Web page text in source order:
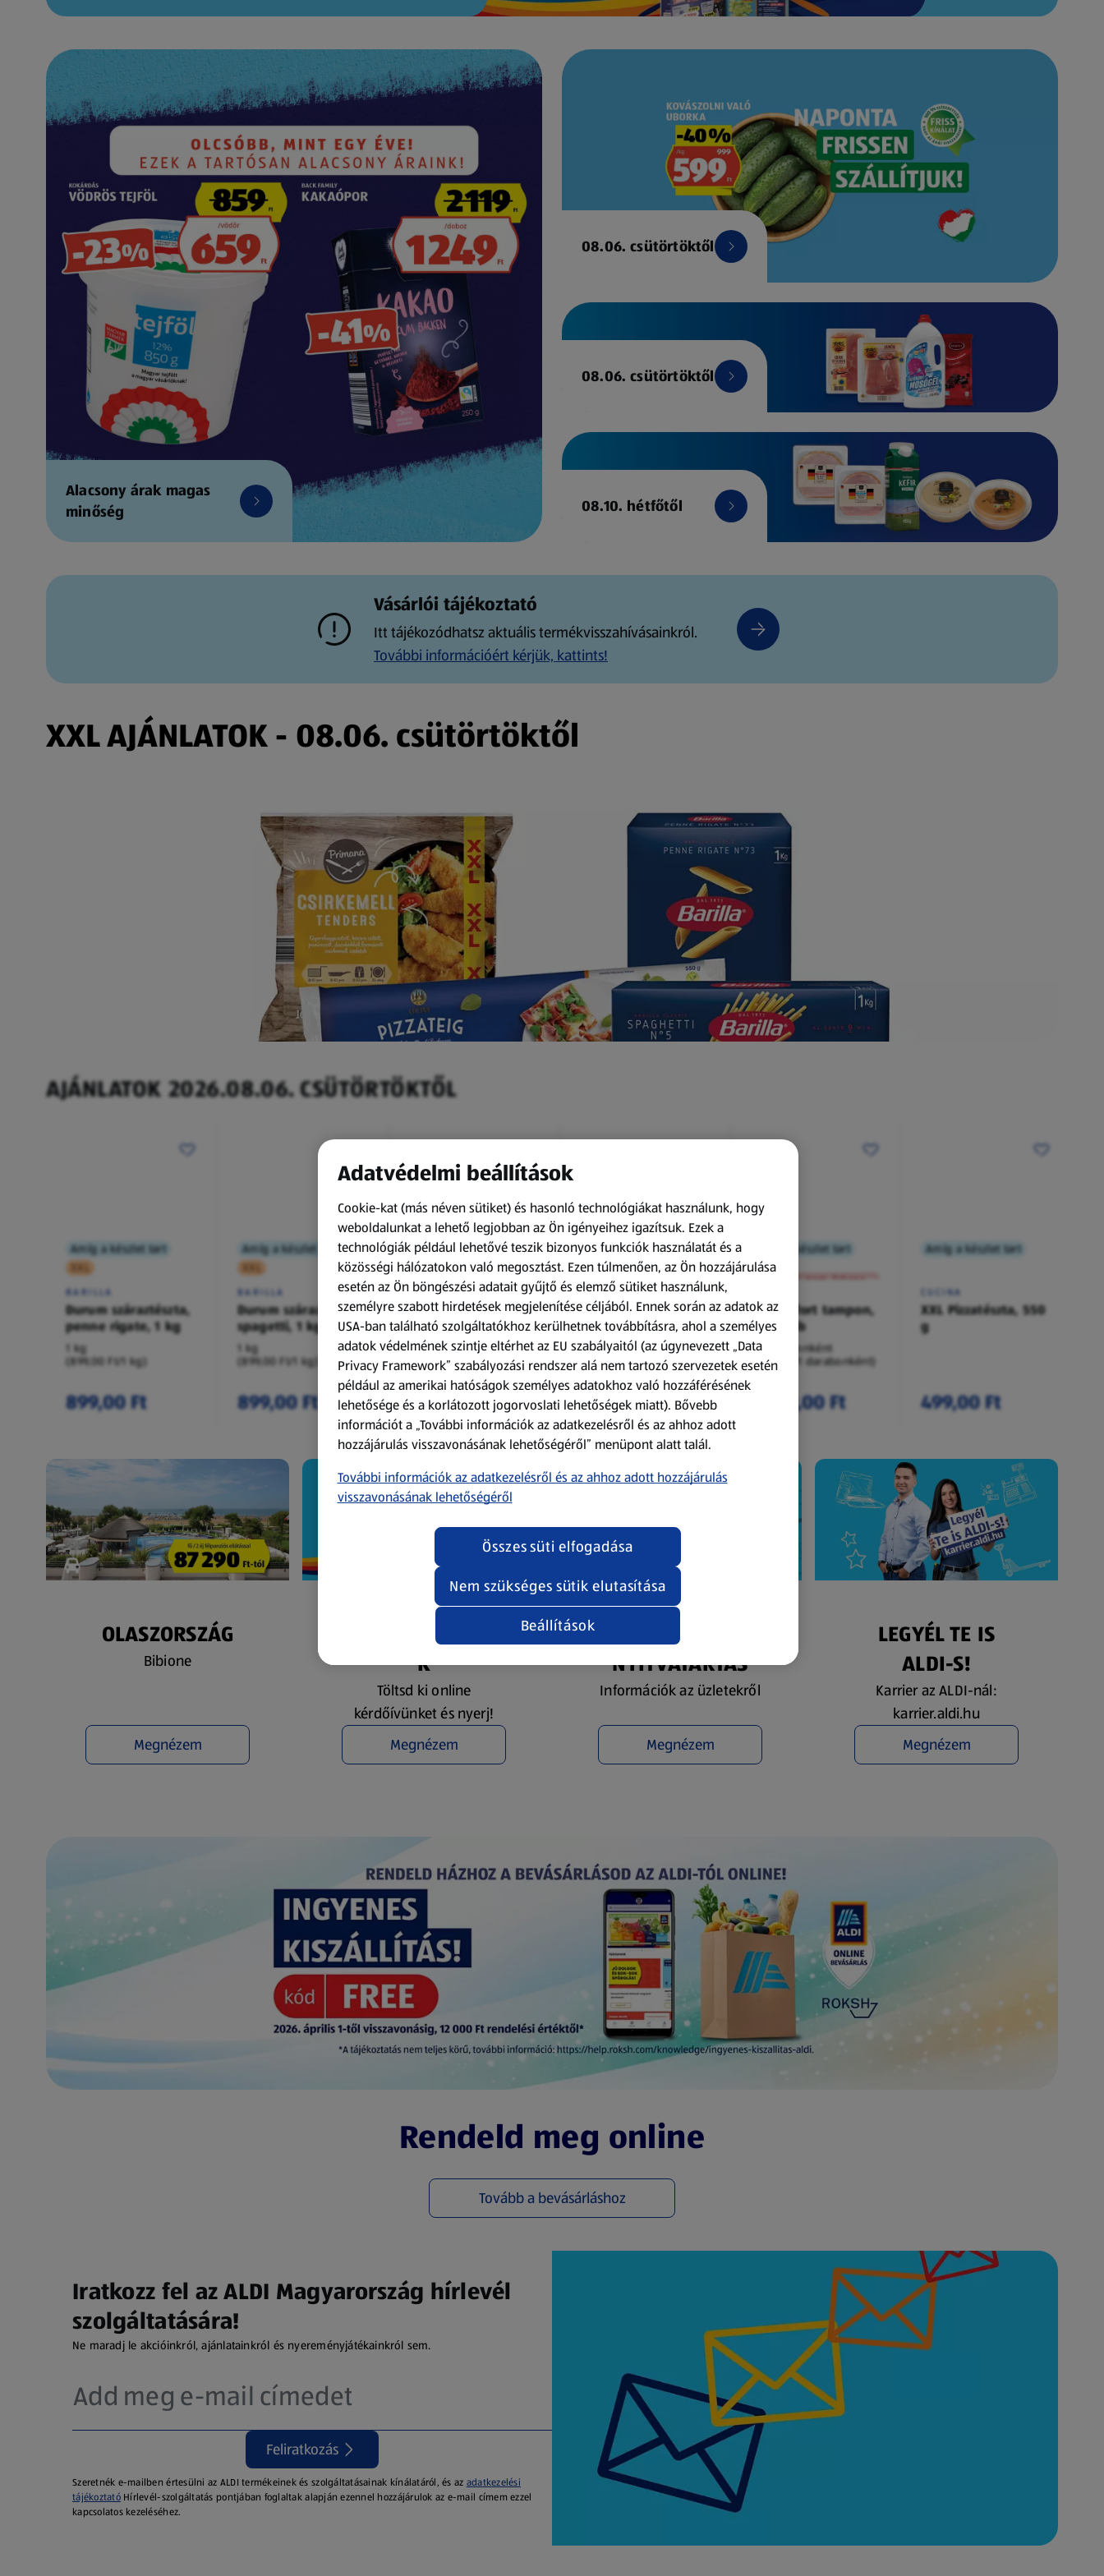
Alacsony árak magas
minőség
08.06. csütörtöktől
08.06. csütörtöktől
08.10. hétfőtől
Vásárlói tájékoztató
Itt tájékozódhatsz aktuális termékvisszahívásainkról.
További információért kérjük, kattints!
XXL AJÁNLATOK - 08.06. csütörtöktől
AJÁNLATOK 2026.08.06. CSÜTÖRTÖKTŐL
Amíg a készlet tart
XXL
BARILLA
Durum száraztészta,
penne rigate, 1 kg
1 kg
(899,00 Ft/1 kg)
899,00 Ft
Amíg a készlet tart
XXL
BARILLA
Durum száraztészta,
spagetti, 1 kg
1 kg
(899,00 Ft/1 kg)
899,00 Ft
Amíg a készlet tart
XXL
ACTIMEL
Actimel joghurtital, 8
palack
0,8 kg
(1 186,25 Ft/1 kg)
949,00 Ft
Amíg a készlet tart
XXL
O.B.
Procomfort tampon,
64 darab
64 darabonként
(59,36 Ft/1 darabonként)
3 799,00 Ft
Amíg a készlet tart
XXL
A termék nem érkezett meg!
Procomfort tampon,
54 darab
54 darabonként
(62,94 Ft/1 darabonként)
3 399,00 Ft
Amíg a készlet tart
CUCINA
XXL Pizzatészta, 550
g
499,00 Ft
OLASZORSZÁG
Bibione
Megnézem
NYEREMÉNYJÁTÉ
K
Töltsd ki online
kérdőívünket és nyerj!
Megnézem
ÜZLETKERESŐ ÉS
NYITVATARTÁS
Információk az üzletekről
Megnézem
LEGYÉL TE IS
ALDI-S!
Karrier az ALDI-nál:
karrier.aldi.hu
Megnézem
(új oldalon nyílik meg)
Rendeld meg online
Tovább a bevásárláshoz
(új oldalon nyílik meg)
Iratkozz fel az ALDI Magyarország hírlevél
szolgáltatására!
Ne maradj le akcióinkról, ajánlatainkról és nyereményjátékainkról sem.
Feliratkozás
Szeretnék e-mailben értesülni az ALDI termékeinek és szolgáltatásainak kínálatáról, és az adatkezelési
tájékoztatóHírlevél-szolgáltatás pontjában foglaltak alapján ezennel hozzájárulok az e-mail címem ezzel
kapcsolatos kezeléséhez.
Adatvédelmi beállítások
Cookie-kat (más néven sütiket) és hasonló technológiákat használunk, hogy
weboldalunkat a lehető legjobban az Ön igényeihez igazítsuk. Ezek a
technológiák például lehetővé teszik bizonyos funkciók használatát és a
közösségi hálózatokon való megosztást. Ezen túlmenően, az Ön hozzájárulása
esetén az Ön böngészési adatait gyűjtő és elemző sütiket használunk,
személyre szabott hirdetések megjelenítése céljából. Ennek során az adatok az
USA-ban található szolgáltatókhoz kerülhetnek továbbításra, ahol a személyes
adatok védelmének szintje eltérhet az EU szabályaitól (az úgynevezett „Data
Privacy Framework” szabályozási rendszer alá nem tartozó szervezetek esetén
például az amerikai hatóságok személyes adatokhoz való hozzáférésének
lehetősége és a korlátozott jogorvoslati lehetőségek miatt). Bővebb
információt a „További információk az adatkezelésről és az ahhoz adott
hozzájárulás visszavonásának lehetőségéről” menüpont alatt talál.
További információk az adatkezelésről és az ahhoz adott hozzájárulás
visszavonásának lehetőségéről
Beállítások
Nem szükséges sütik elutasítása
Összes süti elfogadása